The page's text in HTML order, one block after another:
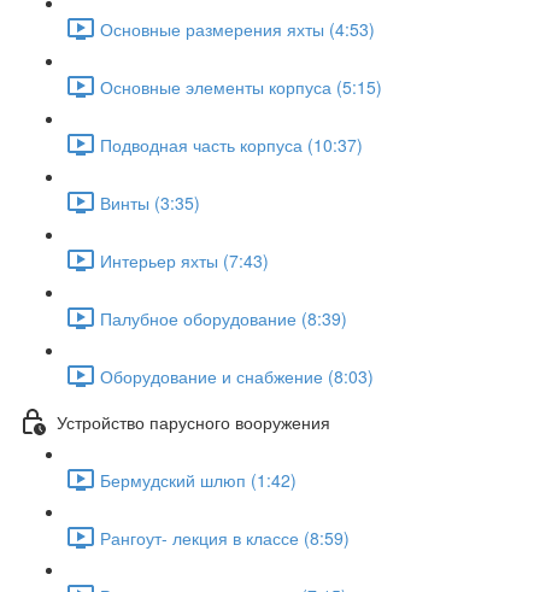
Основные размерения яхты (4:53)
Основные элементы корпуса (5:15)
Подводная часть корпуса (10:37)
Винты (3:35)
Интерьер яхты (7:43)
Палубное оборудование (8:39)
Оборудование и снабжение (8:03)
Устройство парусного вооружения
Бермудский шлюп (1:42)
Рангоут- лекция в классе (8:59)